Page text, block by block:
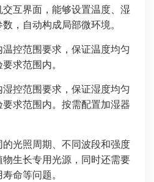
互界面，能够设置温度、湿
，自动构成局部微环境。
控范围要求，保证温度均匀
求范围内。
控范围要求，保证湿度均匀
求范围内。按需配置加湿器
光照周期、不同波段和强度
生长专用光源，同时还需要
命等问题。